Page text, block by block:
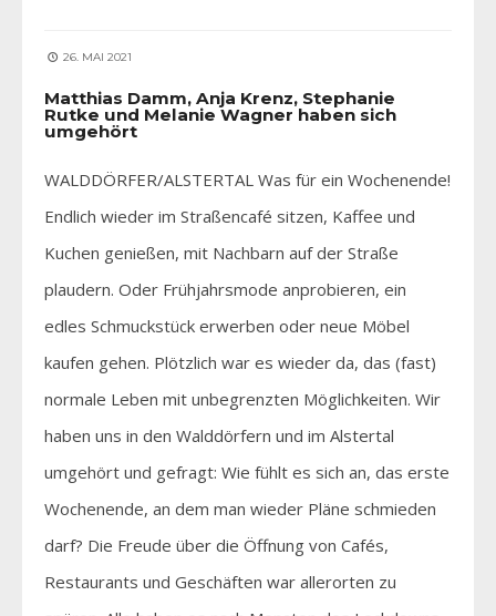
26. MAI 2021
Matthias Damm, Anja Krenz, Stephanie
Rutke und Melanie Wagner haben sich
umgehört
WALDDÖRFER/ALSTERTAL Was für ein Wochenende!
Endlich wieder im Straßencafé sitzen, Kaffee und
Kuchen genießen, mit Nachbarn auf der Straße
plaudern. Oder Frühjahrsmode anprobieren, ein
edles Schmuckstück erwerben oder neue Möbel
kaufen gehen. Plötzlich war es wieder da, das (fast)
normale Leben mit unbegrenzten Möglichkeiten. Wir
haben uns in den Walddörfern und im Alstertal
umgehört und gefragt: Wie fühlt es sich an, das erste
Wochenende, an dem man wieder Pläne schmieden
darf? Die Freude über die Öffnung von Cafés,
Restaurants und Geschäften war allerorten zu